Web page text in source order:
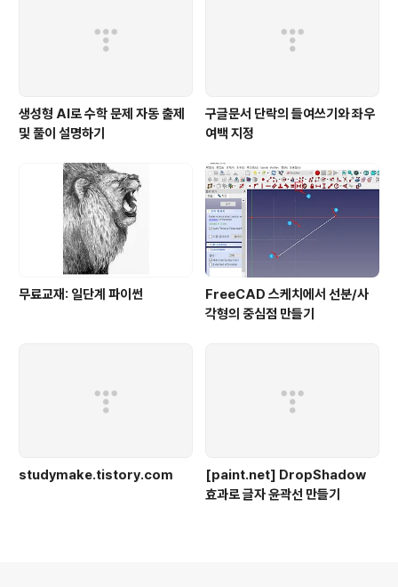
생성형 AI로 수학 문제 자동 출제
및 풀이 설명하기
구글문서 단락의 들여쓰기와 좌우
여백 지정
무료교재: 일단계 파이썬
FreeCAD 스케치에서 선분/사
각형의 중심점 만들기
studymake.tistory.com
[paint.net] DropShadow
효과로 글자 윤곽선 만들기